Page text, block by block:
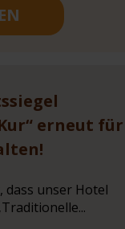
erneut für
unser Hotel